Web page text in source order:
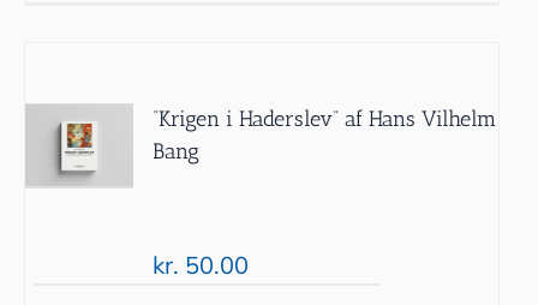
“Krigen i Haderslev” af Hans Vilhelm
Bang
kr. 50.00